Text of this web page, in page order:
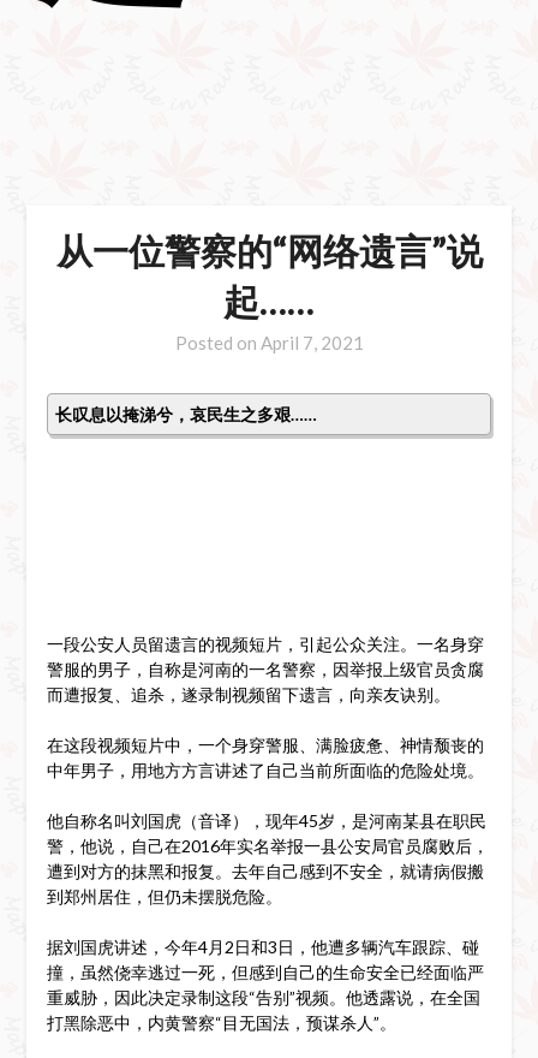
从一位警察的“网络遗言”说
起……
Posted on April 7, 2021
长叹息以掩涕兮，哀民生之多艰……
一段公安人员留遗言的视频短片，引起公众关注。一名身穿
警服的男子，自称是河南的一名警察，因举报上级官员贪腐
而遭报复、追杀，遂录制视频留下遗言，向亲友诀别。
在这段视频短片中，一个身穿警服、满脸疲惫、神情颓丧的
中年男子，用地方方言讲述了自己当前所面临的危险处境。
他自称名叫刘国虎（音译），现年45岁，是河南某县在职民
警，他说，自己在2016年实名举报一县公安局官员腐败后，
遭到对方的抹黑和报复。去年自己感到不安全，就请病假搬
到郑州居住，但仍未摆脱危险。
据刘国虎讲述，今年4月2日和3日，他遭多辆汽车跟踪、碰
撞，虽然侥幸逃过一死，但感到自己的生命安全已经面临严
重威胁，因此决定录制这段“告别”视频。他透露说，在全国
打黑除恶中，内黄警察“目无国法，预谋杀人”。